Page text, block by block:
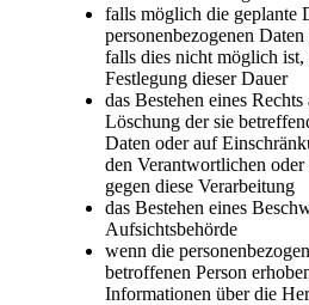
falls möglich die geplante
personenbezogenen
falls dies nicht möglich
Festlegung dieser Dauer
das Bestehen eines
Löschung der sie
Daten oder auf
den Verantwortlichen oder
gegen diese Verarbeitung
das Bestehen eines
Aufsichtsbehörde
wenn die
betroffenen Person
Informationen über die